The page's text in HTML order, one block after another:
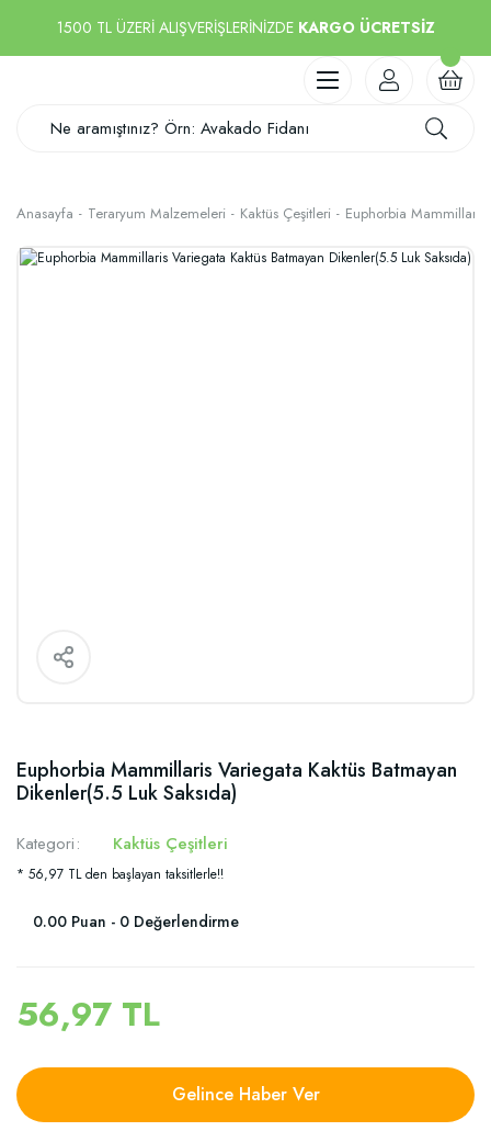
1500 TL ÜZERİ ALIŞVERİŞLERİNİZDE KARGO ÜCRETSİZ
Anasayfa Teraryum Malzemeleri Kaktüs Çeşitleri Euphorbia Mammillaris
Euphorbia Mammillaris Variegata Kaktüs Batmayan
Dikenler(5.5 Luk Saksıda)
Kategori Kaktüs Çeşitleri
* 56,97 TL den başlayan taksitlerle!!
0.00 Puan - 0 Değerlendirme
56,97 TL
Gelince Haber Ver